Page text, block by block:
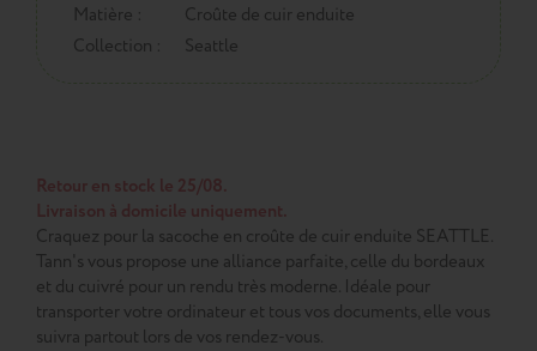
Matière :
Croûte de cuir enduite
Collection :
Seattle
Retour en stock le 25/08.
Livraison à domicile uniquement.
Craquez pour la sacoche en croûte de cuir enduite SEATTLE.
Tann's vous propose une alliance parfaite, celle du bordeaux
et du cuivré pour un rendu très moderne. Idéale pour
transporter votre ordinateur et tous vos documents, elle vous
suivra partout lors de vos rendez-vous.